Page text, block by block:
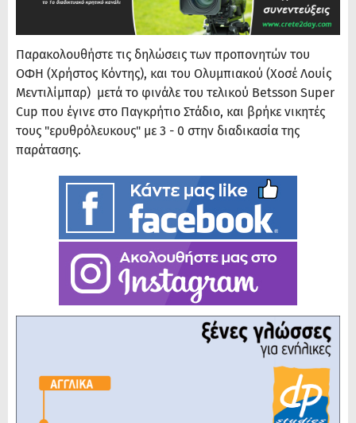
Παρακολουθήστε τις δηλώσεις των προπονητών του
ΟΦΗ (Χρήστος Κόντης), και του Ολυμπιακού (Χοσέ Λουίς
Μεντιλίμπαρ) μετά το φινάλε του τελικού Betsson Super
Cup που έγινε στο Παγκρήτιο Στάδιο, και βρήκε νικητές
τους "ερυθρόλευκους" με 3 - 0 στην διαδικασία της
παράτασης.